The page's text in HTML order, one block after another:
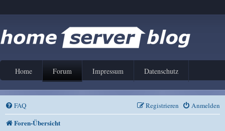
Home Forum Impressum Datenschutz
FAQ Anmelden
Registrieren
Foren-Übersicht